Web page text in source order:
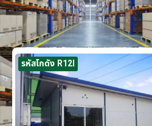
รหัสโกดัง R12I